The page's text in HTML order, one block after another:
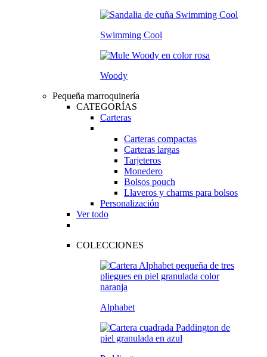
Swimming Cool
Woody
Pequeña marroquinería
CATEGORÍAS
Carteras
Carteras compactas
Carteras largas
Tarjeteros
Monedero
Bolsos pouch
Llaveros y charms para bolsos
Personalización
Ver todo
COLECCIONES
Alphabet